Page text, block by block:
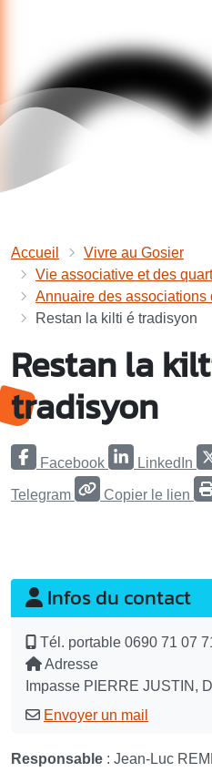
Accueil
Vivre au Gosier
Vie associative et des
Annuaire des associations
Restan la kilti é tradisyon
Restan la
tradisyon
Facebook LinkedIn
Telegram Copier le lien
Infos du contact
Tél. portable 0690 71 07
Adresse
Impasse PIERRE JUSTIN,
Envoyer un mail
Responsable : Jean-Luc